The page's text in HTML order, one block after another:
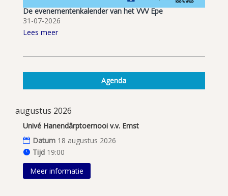
De evenementenkalender van het VVV Epe
31-07-2026
Lees meer
Agenda
augustus 2026
Univé Hanendârptoernooi v.v. Emst
Datum 18 augustus 2026
Tijd 19:00
Meer informatie